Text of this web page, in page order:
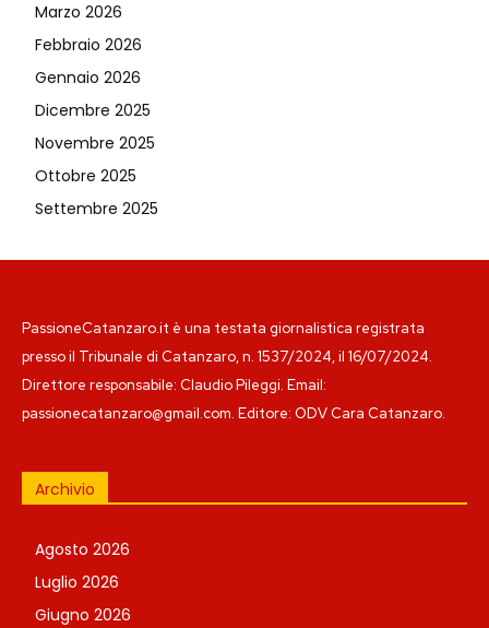
Marzo 2026
Febbraio 2026
Gennaio 2026
Dicembre 2025
Novembre 2025
Ottobre 2025
Settembre 2025
PassioneCatanzaro.it è una testata giornalistica registrata
presso il Tribunale di Catanzaro, n. 1537/2024, il 16/07/2024.
Direttore responsabile: Claudio Pileggi. Email:
passionecatanzaro@gmail.com. Editore: ODV Cara Catanzaro.
Archivio
Agosto 2026
Luglio 2026
Giugno 2026